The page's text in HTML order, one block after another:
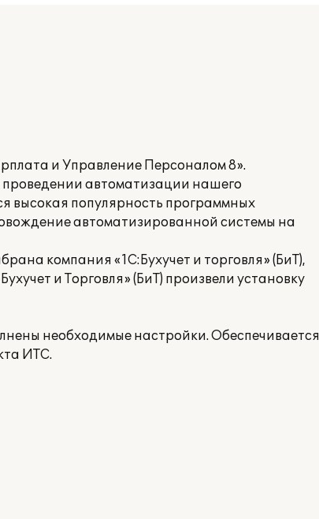
и Управление Персоналом 8».
автоматизации нашего
высокая популярность программных
автоматизированной системы на
компания «1С:Бухучет и торговля» (БиТ),
и Торговля» (БиТ) произвели установку
необходимые настройки. Обеспечивается
ИТС.